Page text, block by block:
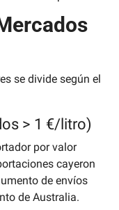
se divide según el
> 1 €/litro)
por valor
cayeron
de envíos
de Australia.